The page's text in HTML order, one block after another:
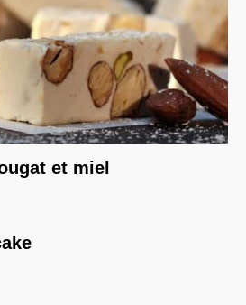
et miel